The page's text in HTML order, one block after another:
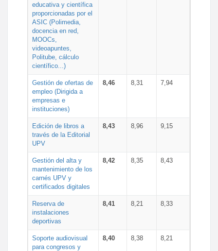
educativa y científica
proporcionadas por el
ASIC (Polimedia,
docencia en red,
MOOCs,
videoapuntes,
Politube, cálculo
científico...)
Gestión de ofertas de
empleo (Dirigida a
empresas e
instituciones)
8,46 8,31 7,94
Edición de libros a
través de la Editorial
UPV
8,43 8,96 9,15
Gestión del alta y
mantenimiento de los
carnés UPV y
certificados digitales
8,42 8,35 8,43
Reserva de
instalaciones
deportivas
8,41 8,21 8,33
Soporte audiovisual
para congresos y
8,40 8,38 8,21